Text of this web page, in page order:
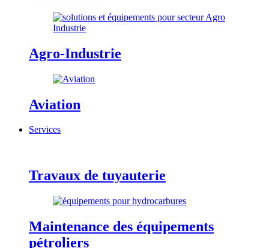
Agro-Industrie
Aviation
Services
Travaux de tuyauterie
Maintenance des équipements
pétroliers